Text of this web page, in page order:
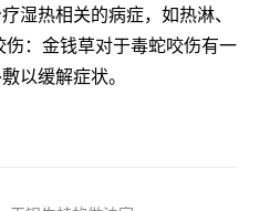
湿热相关的病症，如热淋、
：金钱草对于毒蛇咬伤有一
以缓解症状。